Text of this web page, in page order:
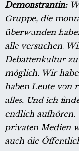
Demonstrantin:
Gruppe, die
überwunden
alle versuchen.
Debattenkultur
möglich. Wir
haben Leute von
alles. Und ich
endlich aufhören.
privaten Medien
auch die